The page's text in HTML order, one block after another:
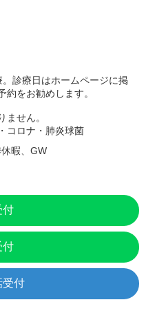
診療日はホームページに掲
約をお勧めします。
ません。
コロナ・肺炎球菌
暇、GW
付
付
受付